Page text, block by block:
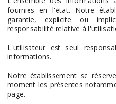
fournies en l'état. Notre
garantie, explicite ou
responsabilité relative à
L'utilisateur est seul
informations.
Notre établissement se
moment les présentes
page.